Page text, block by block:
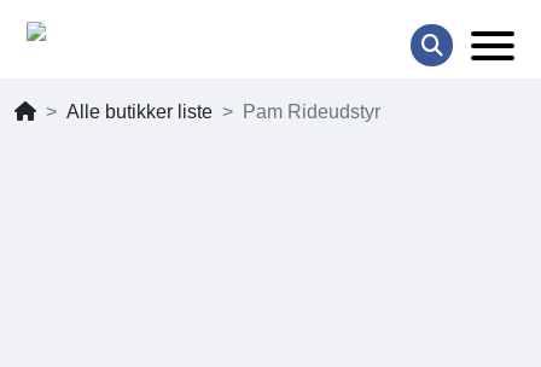
Alle butikker liste Pam Rideudstyr